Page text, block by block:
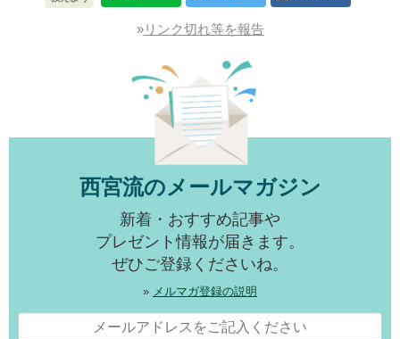
»リンク切れ等を報告
西宮流のメールマガジン
新着・おすすめ記事や
プレゼント情報が届きます。
ぜひご登録くださいね。
» メルマガ登録の説明